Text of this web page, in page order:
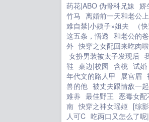
药花|ABO 伪骨科兄妹 娇
竹马 离婚前一天和老公
难自禁|小姨子×姐夫
（
这五条，悟透 和老公的
外 快穿之女配回来吃肉啦
女扮男装被太子发现后
鞋 桌边|校园 含桃 试婚
年代文的路人甲
展宫眉
兽的他 被丈夫跟情敌一
难养 最佳野王 恶毒女配
南 快穿之神女瑶姬 [综
人可C 吃两口又怎么了呢